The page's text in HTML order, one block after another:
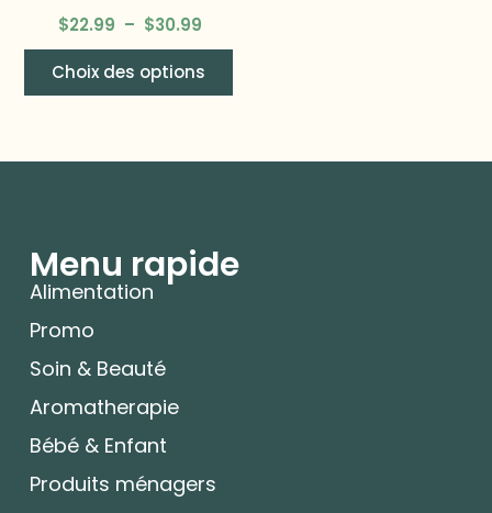
$22.99 – $30.99
Choix des options
Menu rapide
Alimentation
Promo
Soin & Beauté
Aromatherapie
Bébé & Enfant
Produits ménagers